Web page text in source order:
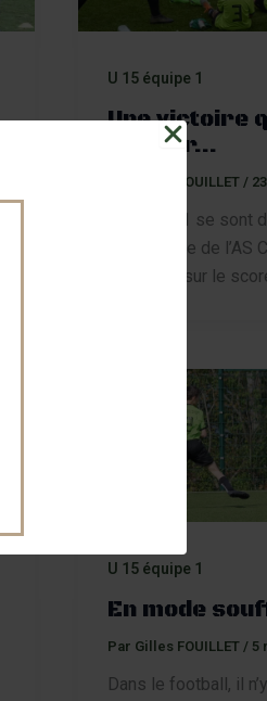
U 15 équipe 1
Une victoire
l’espoir…
Gilles FOUILLET /
Nos U15/1 se sont
synthétique de
rencontre sur le
U 15 équipe 1
En mode
Par Gilles FOUILLET / 5
Dans le football, il